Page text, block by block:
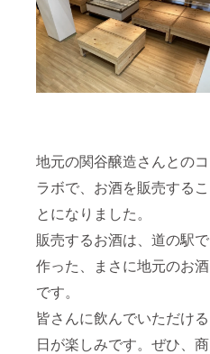
地元の関谷醸造さんとのコ
ラボで、お酒を販売するこ
とになりました。
販売するお酒は、道の駅で
作った、まさに地元のお酒
です。
皆さんに飲んでいただける
日が楽しみです。ぜひ、商